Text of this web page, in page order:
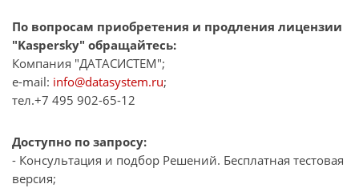
По вопросам приобретения и продления лицензии
"Kaspersky" обращайтесь:
Компания "ДАТАСИСТЕМ";
e-mail: info@datasystem.ru;
тел.+7 495 902-65-12
Доступно по запросу:
- Консультация и подбор Решений. Бесплатная тестовая
версия;